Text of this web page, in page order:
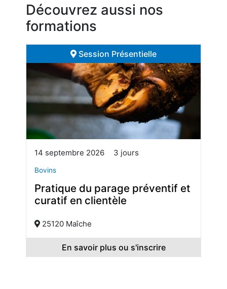
Découvrez aussi nos
formations
Session Présentielle
14 septembre 2026 3 jours
Bovins
Pratique du parage préventif et
curatif en clientèle
25120 Maîche
En savoir plus ou s'inscrire